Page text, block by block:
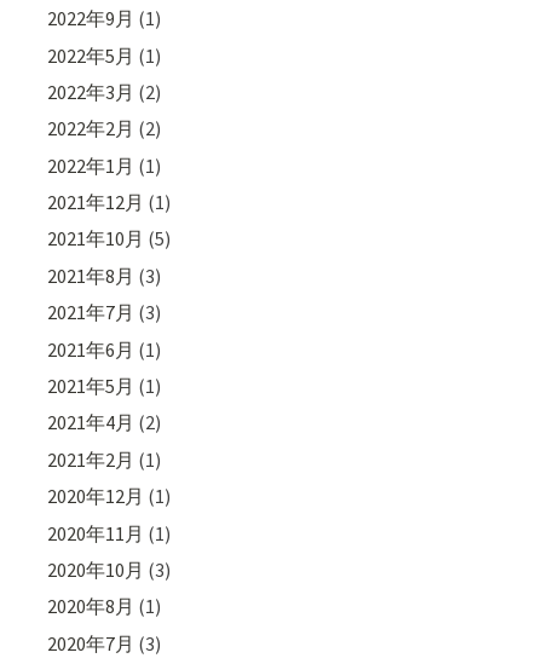
2022年9月 (1)
2022年5月 (1)
2022年3月 (2)
2022年2月 (2)
2022年1月 (1)
2021年12月 (1)
2021年10月 (5)
2021年8月 (3)
2021年7月 (3)
2021年6月 (1)
2021年5月 (1)
2021年4月 (2)
2021年2月 (1)
2020年12月 (1)
2020年11月 (1)
2020年10月 (3)
2020年8月 (1)
2020年7月 (3)